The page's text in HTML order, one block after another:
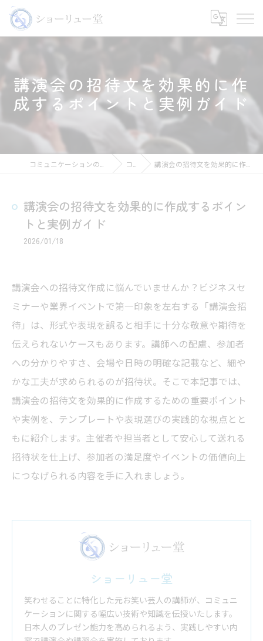
講演会の招待文を効果的に作
成するポイントと実例ガイド
コラム 講演会の招待文を効果的に作成するポイントと実例ガイド
講演会の招待文を効果的に作成するポイン
トと実例ガイド
2026/01/18
講演会への招待文作成に悩んでいませんか？ビジネスセ
ミナーや業界イベントで第一印象を左右する「講演会招
待」は、形式や表現を誤ると相手に十分な敬意や期待を
伝えられないケースもあります。講師への配慮、参加者
への分かりやすさ、会場や日時の明確な記載など、細や
かな工夫が求められるのが招待状。そこで本記事では、
講演会の招待文を効果的に作成するための重要ポイント
や実例を、テンプレートや表現選びの実践的な視点とと
もに紹介します。主催者や担当者として安心して送れる
招待状を仕上げ、参加者の満足度やイベントの価値向上
につなげられる内容を手に入れましょう。
ショーリュー堂
笑わせることに特化した元お笑い芸人の講師が、コミュニ
ケーションに関する幅広い技術や知識を伝授いたします。
日本人のプレゼン能力を高められるよう、実践しやすい内